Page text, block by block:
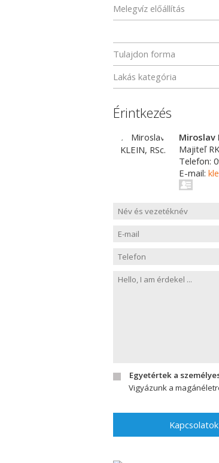
Melegvíz előállítás
Tulajdon forma
Lakás kategória
Érintkezés
Miroslav
Majiteľ RK
Telefon:
E-mail:
Egyetértek a
Vigyázunk a
Kapcsolatok